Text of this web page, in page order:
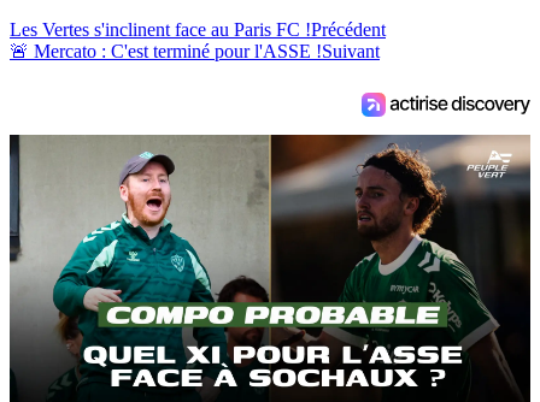
Les Vertes s'inclinent face au Paris FC !Précédent
🚨 Mercato : C'est terminé pour l'ASSE !Suivant